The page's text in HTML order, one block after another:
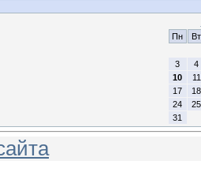
Пн
Вт
3
4
10
11
17
18
24
25
31